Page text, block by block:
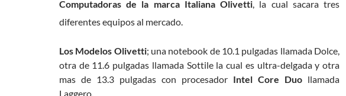
Computadoras de la marca Italiana Olivetti, la cual sacara tres
diferentes equipos al mercado.
Los Modelos Olivetti; una notebook de 10.1 pulgadas llamada Dolce,
otra de 11.6 pulgadas llamada Sottile la cual es ultra-delgada y otra
mas de 13.3 pulgadas con procesador Intel Core Duo llamada
Laggero.